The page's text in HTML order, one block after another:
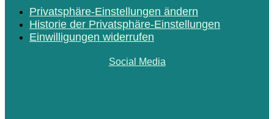
Privatsphäre-Einstellungen ändern
Historie der Privatsphäre-Einstellungen
Einwilligungen widerrufen
Social Media